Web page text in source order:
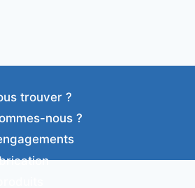
trouver ?
nous ?